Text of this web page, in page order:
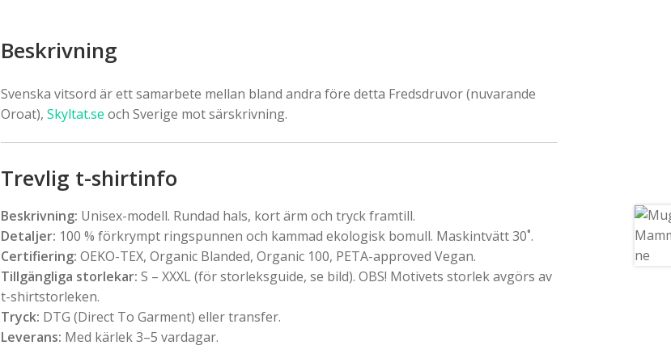
Beskrivning
Svenska vitsord är ett samarbete mellan bland andra före detta Fredsdruvor (nuvarande
Oroat), Skyltat.se och Sverige mot särskrivning.
Trevlig t-shirtinfo
Beskrivning: Unisex-modell. Rundad hals, kort ärm och tryck framtill.
Detaljer: 100 % förkrympt ringspunnen och kammad ekologisk bomull. Maskintvätt 30˚.
Certifiering: OEKO-TEX, Organic Blanded, Organic 100, PETA-approved Vegan.
Tillgängliga storlekar: S – XXXL (för storleksguide, se bild). OBS! Motivets storlek avgörs av
t-shirtstorleken.
Tryck: DTG (Direct To Garment) eller transfer.
Leverans: Med kärlek 3–5 vardagar.